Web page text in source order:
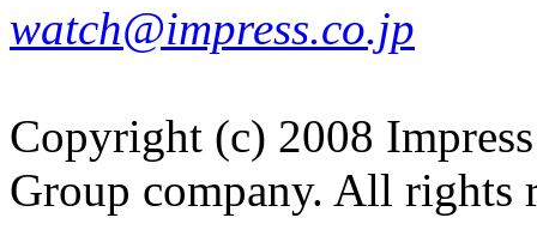
watch@impress.co.jp
Copyright (c) 2008
Group company. All rights